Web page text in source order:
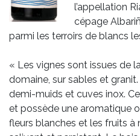
l’appellation
cépage
parmi les terroirs de blancs
« Les vignes sont issues de
domaine, sur sables et granit.
demi-muids et cuves inox.
et possède une aromatique
fleurs blanches et les fruits à